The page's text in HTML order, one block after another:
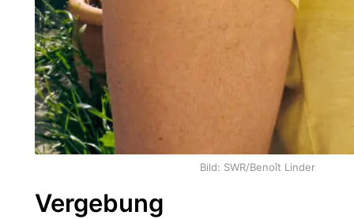
Bild: SWR/Benoît Linder
Vergebung